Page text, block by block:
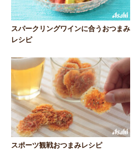
スパークリングワインに合うおつまみ
レシピ
スポーツ観戦おつまみレシピ